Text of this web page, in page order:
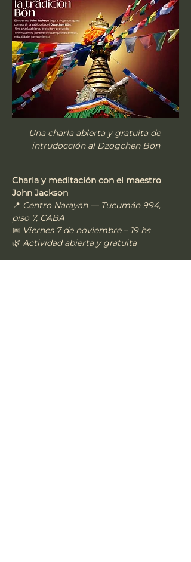
Una charla abierta y gratuita de
intrudocción al Dzogchen Bön
Charla y meditación con el maestro
John Jackson
📍 Centro Narayan — Tucumán 994,
piso 7, CABA
📅 Viernes 7 de noviembre – 19 hs
🌿 Actividad abierta y gratuita